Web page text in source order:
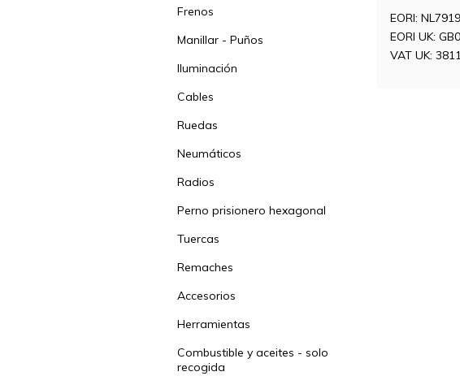
Frenos
Manillar - Puños
Iluminación
Cables
Ruedas
Neumáticos
Radios
Perno prisionero hexagonal
Tuercas
Remaches
Accesorios
Herramientas
Combustible y aceites - solo
recogida
EORI:
EORI UK:
VAT UK: